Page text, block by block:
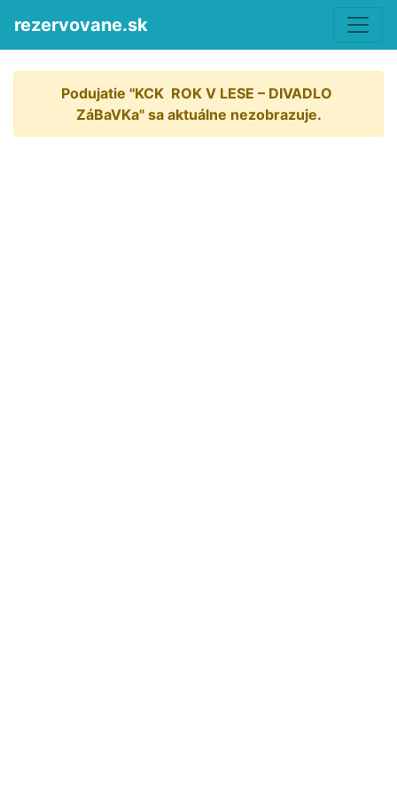
rezervovane.sk
Podujatie "KCK  ROK V LESE – DIVADLO
ZáBaVKa" sa aktuálne nezobrazuje.